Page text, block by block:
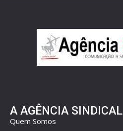
A AGÊNCIA SINDICAL
Quem Somos